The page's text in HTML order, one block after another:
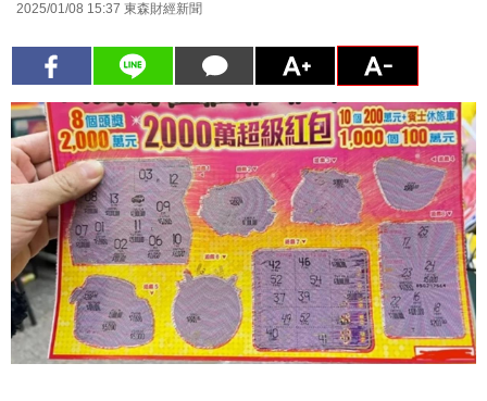
2025/01/08 15:37 東森財經新聞